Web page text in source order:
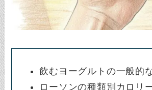
飲むヨーグルトの一般的
ローソンの種類別カロリ